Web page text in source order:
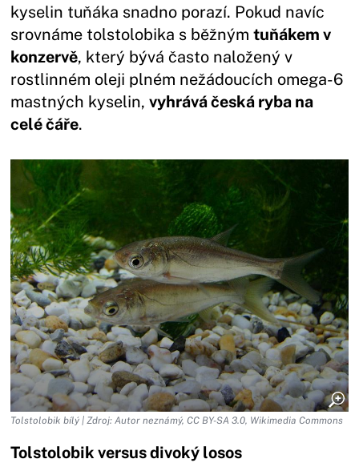
kyselin tuňáka snadno porazí. Pokud navíc
srovnáme tolstolobika s běžnýmtuňákem v
konzervě, který bývá často naložený v
rostlinném oleji plném nežádoucích omega-6
mastných kyselin,vyhrává česká ryba na
celé čáře.
Tolstolobik bílý | Zdroj: Autor neznámý, CC BY-SA 3.0, Wikimedia Commons
Tolstolobik versus divoký losos